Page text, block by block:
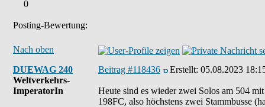
0
Posting-Bewertung:
Nach oben
DUEWAG 240
Weltverkehrs-
ImperatorIn
Beitrag #118436 Erstellt: 05.08.2023
Heute sind es wieder zwei Solos am 504
198FC, also höchstens zwei Stammbusse